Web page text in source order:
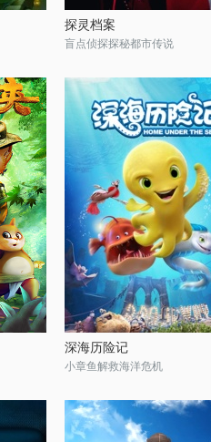
探灵档案
盲点侦探探秘都市传说
深海历险记
小章鱼解救海洋危机